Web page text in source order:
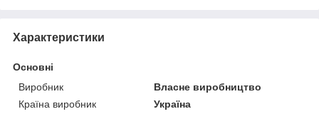
Характеристики
Основні
Виробник
Власне виробництво
Країна виробник
Україна